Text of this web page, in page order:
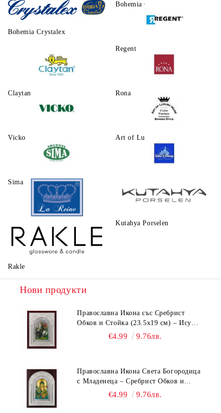
Morello Bohemia Crystalite
Bohemia Crystalex
Regent
Claytаn Rona
Vicko Art of Luxury Ware
Sima
La Reine Kutahya Porselen
Rakle
Нови продукти
Православна Икона със Сребрист
Обков и Стойка (23.5х19 см) – Исус
Христос, Св. Георги, Св. Николай
€4.99 9.76лв.
Православна Икона Света Богородица
с Младенеца – Сребрист Обков и
Стойка (23.5х19 см, 6 Модела)
€4.99 9.76лв.